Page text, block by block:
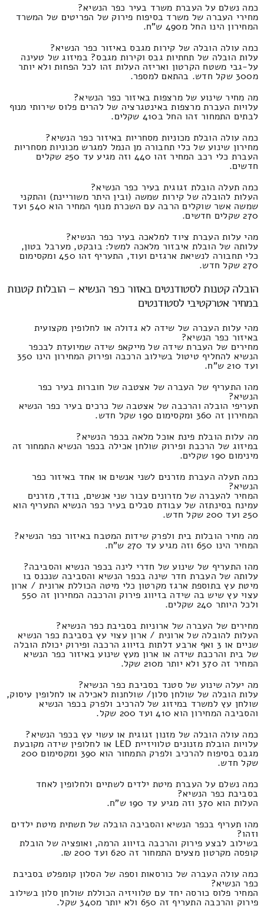
כמה נשלם על העברת משרד בעיר כפר הנשיא?
מחירי העברה של משרד בסיפוח פירוק של הפריטים של המשרד
המחירון הינו החל מ490 ש"ח.
כמה עולה הובלה של קירות מגבס באיזור כפר הנשיא?
עלות הובלה של תחתיות גבס וקירות מגבס? במיזוג של טעינה
על-גבי משטח הקרטון ואריזה העלות זהו לכל הפחות ולא יותר
מ300 שקל חדש. בהתאם למספר.
מה מחיר שינוע של מרצפות באיזור כפר הנשיא?
עלויות העברת מרצפות באינטגרציה של להרים פלוס שירותי מנוף
לבתים התמחור זהו החל ב410 שקלים.
כמה עולה הובלת מכוניות מסחריות באיזור כפר הנשיא?
מחירון שינוע של כלי תחבורה מן הנמל למגרש מכוניות מסחריות
העברת כלי רכב המחיר זהו 440 וזה מגיע עד 250 שקלים
חדשים.
כמה תעלה הובלת זגוגית בעיר כפר הנשיא?
העלות להובלה של קירות שמשה (ובין היתר משוריינת) והתקני
שמשה אשר שוקלים הרבה עם השכרת מנוף המחיר הוא 540 ועד
270 שקלים חדשים.
מהי עלות העברת ציוד למלאכה בעיר כפר הנשיא?
עלותה של הובלת איבזור מלאכה למשל: בובקט, מערבל בטון,
כלי תחבורה לנשיאת ארגזים ועוד, התעריף זהו 450 ומקסימום
270 שקל חדש.
הובלה קטנות לסטודנטים באזור כפר הנשיא – הובלות קטנות
במחיר אטרקטיבי לסטודנטים
מהי עלות העברה של שידה לא גדולה או לחלופין מקצועית
באיזור כפר הנשיא?
מחירים של העברת שידה של מייקאפ שידה שמיועדת לבכפר
הנשיא להחליף טיטול בשילוב הרכבה ופירוק המחירון הינו 350
ועד 210 ש"ח.
מהו התעריף של העברה של אצטבה של חוברות בעיר כפר
הנשיא?
תעריפי הובלה והרכבה של אצטבה של כרכים בעיר כפר הנשיא
המחירון זה 360 ומקסימום 190 שקל חדש.
מה עלות הובלת פינת אוכל מלאה בכפר הנשיא?
במיזוג של הרכבת ופירוק שולחן אכילה בכפר הנשיא התמחור זה
מינימום 190 שקלים.
כמה תעלה העברת מזרנים לשני אנשים או אחד באיזור כפר
הנשיא?
המחיר להעברה של מזרונים עבור שני אנשים, בודד, מזרנים
עמינח בסינתזה של עבודת סבלים בעיר כפר הנשיא התעריף הוא
250 ועד 200 שקל חדש.
מה מחיר הובלות בית ולפרק שידות המטבח באיזור כפר הנשיא?
המחיר הינו 650 וזה מגיע עד 270 ש"ח.
מהו התעריף של שינוע של חדרי לינה בכפר הנשיא והסביבה?
עלותה של העברת חדר שינה בכפר הנשיא והסביבה שנכנס בו
מיטת עץ בתוספת ארגז מקרטון כלי מיטה הכוללת ארונית / ארון
עצוי עץ שיש בה שידה בזיווג פירוק והרכבה המחירון זה 550
ולכל היותר 240 שקלים.
מחירים של העברה של ארוניות בסביבת כפר הנשיא?
העלות להובלה של ארונית / ארון עצוי עץ בסביבת כפר הנשיא
שניים או 3 ואף ארבע דלתות בזיווג הרכבה ופירוק יכולת הובלה
של בית והרכבת שידה או ארון מעץ שינוע באיזור כפר הנשיא
המחיר זה 370 ולא יותר מ210 שקל.
מה יעלה שינוע של סטנד בסביבת כפר הנשיא?
עלות הובלה של שולחן סלון/ שולחנות לאכילה או לחלופין עיסוק,
שולחן עץ למשרד במיזוג של להרכיב ולפרק בכפר הנשיא
והסביבה המחירון הוא 410 ועד 200 שקל.
כמה עולה הובלה של מזנון זגוגית או עשוי עץ בכפר הנשיא?
עלויות הובלת מזנונים טלוויזיית LED או לחלופין שידה מקובעת
מגבס בסיפוח להרכיב ולפרק התמחור הוא 390 ומקסימום 200
שקל חדש.
כמה נשלם על העברת מיטת ילדים לשתיים ולחלופין לאחד
בסביבת כפר הנשיא?
העלות הוא 370 וזה מגיע עד 190 ש"ח.
מהו תעריף בכפר הנשיא והסביבה הובלה של תשתית מיטת ילדים
וזהו?
בשילוב לבצע פירוק והרכבה בזיווג הרמה, ואופציה של הובלת
קופסה מקרטון מצעים התמחור זה 620 ועד 200 ₪.
כמה עולה העברה של כורסאות וספה של הסלון קומפלט בסביבת
כפר הנשיא?
המחיר פלוס כורסה יחד עם טלוויזיה הכוללת שולחן סלון בשילוב
פירוק והרכבה התעריף זה 650 ולא יותר מ340 שקל.